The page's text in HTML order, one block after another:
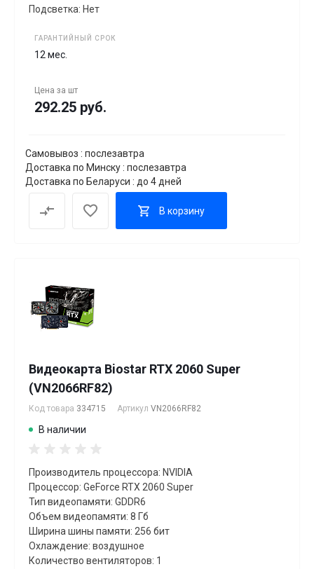
Подсветка: Нет
ГАРАНТИЙНЫЙ СРОК
12 мес.
Цена за шт
292.25 руб.
Самовывоз : послезавтра
Доставка по Минску : послезавтра
Доставка по Беларуси : до 4 дней
В корзину
Видеокарта Biostar RTX 2060 Super
(VN2066RF82)
Код товара 334715 Артикул VN2066RF82
В наличии
Производитель процессора: NVIDIA
Процессор: GeForce RTX 2060 Super
Тип видеопамяти: GDDR6
Объем видеопамяти: 8 Гб
Ширина шины памяти: 256 бит
Охлаждение: воздушное
Количество вентиляторов: 1